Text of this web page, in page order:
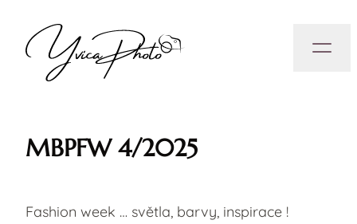
MBPFW 4/2025
Fashion week … světla, barvy, inspirace !